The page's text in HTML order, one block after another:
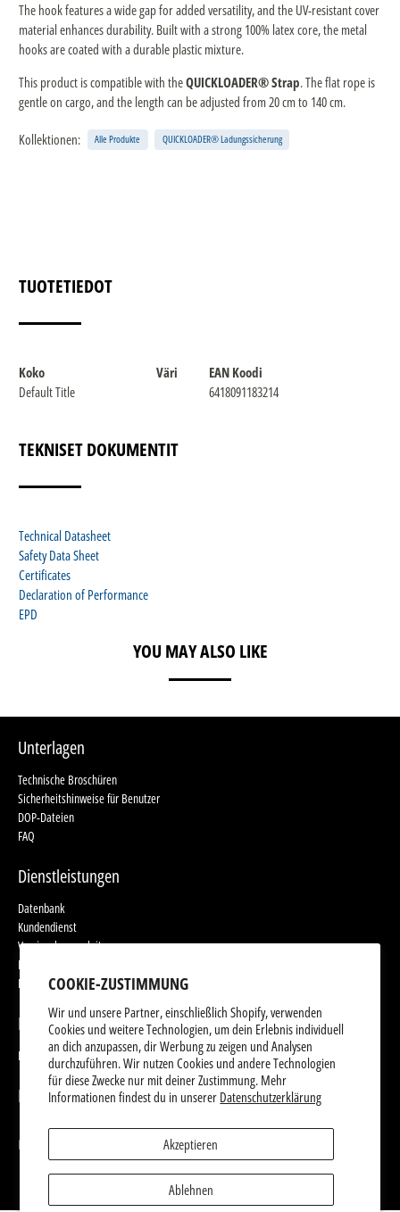
COOKIE-ZUSTIMMUNG
Wir und unsere Partner, einschließlich Shopify, verwenden
Cookies und weitere Technologien, um dein Erlebnis individuell
an dich anzupassen, dir Werbung zu zeigen und Analysen
durchzuführen. Wir nutzen Cookies und andere Technologien
für diese Zwecke nur mit deiner Zustimmung. Mehr
Informationen findest du in unserer Datenschutzerklärung
Akzeptieren
Ablehnen
The hook features a wide gap for added versatility, and the UV-resistant cover
material enhances durability. Built with a strong 100% latex core, the metal
hooks are coated with a durable plastic mixture.
This product is compatible with theQUICKLOADER® Strap. The flat rope is
gentle on cargo, and the length can be adjusted from 20 cm to 140 cm.
Kollektionen: Alle Produkte QUICKLOADER® Ladungssicherung
TUOTETIEDOT
Koko Väri
EAN Koodi
Default Title
6418091183214
TEKNISET DOKUMENTIT
Technical Datasheet
Safety Data Sheet
Certificates
Declaration of Performance
EPD
YOU MAY ALSO LIKE
Unterlagen
Technische Broschüren
Sicherheitshinweise für Benutzer
DOP-Dateien
FAQ
Dienstleistungen
Datenbank
Kundendienst
Versiegelungsanleitung
Eingestellte Produkte
Nutzungsbedingungen
Produktwebsites
Produktwebsites
Follow Us